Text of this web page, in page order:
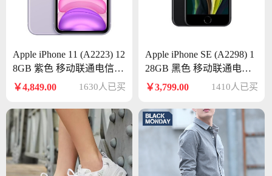
Apple iPhone 11 (A2223) 12
8GB 紫色 移动联通电信4
G手机 双卡双待
￥4,849.00 1630人已买
Apple iPhone SE (A2298) 1
28GB 黑色 移动联通电信4
G手机
￥3,799.00 1410人已买